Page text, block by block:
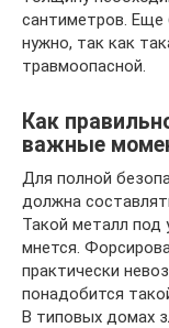
сантиметров. Еще
нужно, так как
травмоопасной.
Как
важные
Для полной
должна
Такой металл под
мнется.
практически
понадобится
В типовых домах